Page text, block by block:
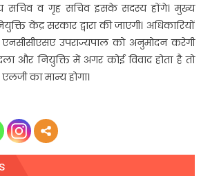
सचिव व गृह सचिव इसके सदस्य होंगे। मुख्य
केंद्र सरकार द्वारा की जाएगी। अधिकारियों
उपराज्यपाल को अनुमोदन करेगी
और नियुक्ति में अगर कोई विवाद होता है तो
का मान्य होगा।